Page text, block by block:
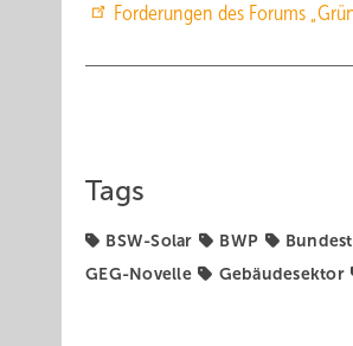
Forderungen des Forums
Tags
BSW-Solar BWP
GEG-Novelle
Gebäudesektor